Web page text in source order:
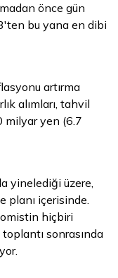
önce gün
bu yana en dibi
artırma
alımları, tahvil
milyar yen (6.7
yinelediği üzere,
planı içerisinde.
hiçbiri
sonrasında